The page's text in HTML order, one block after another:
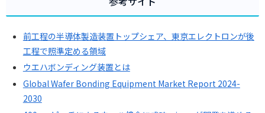
前工程の半導体製造装置トップシェア、東京エレクトロンが後
工程で照準定める領域
ウエハボンディング装置とは
Global Wafer Bonding Equipment Market Report 2024-
2030